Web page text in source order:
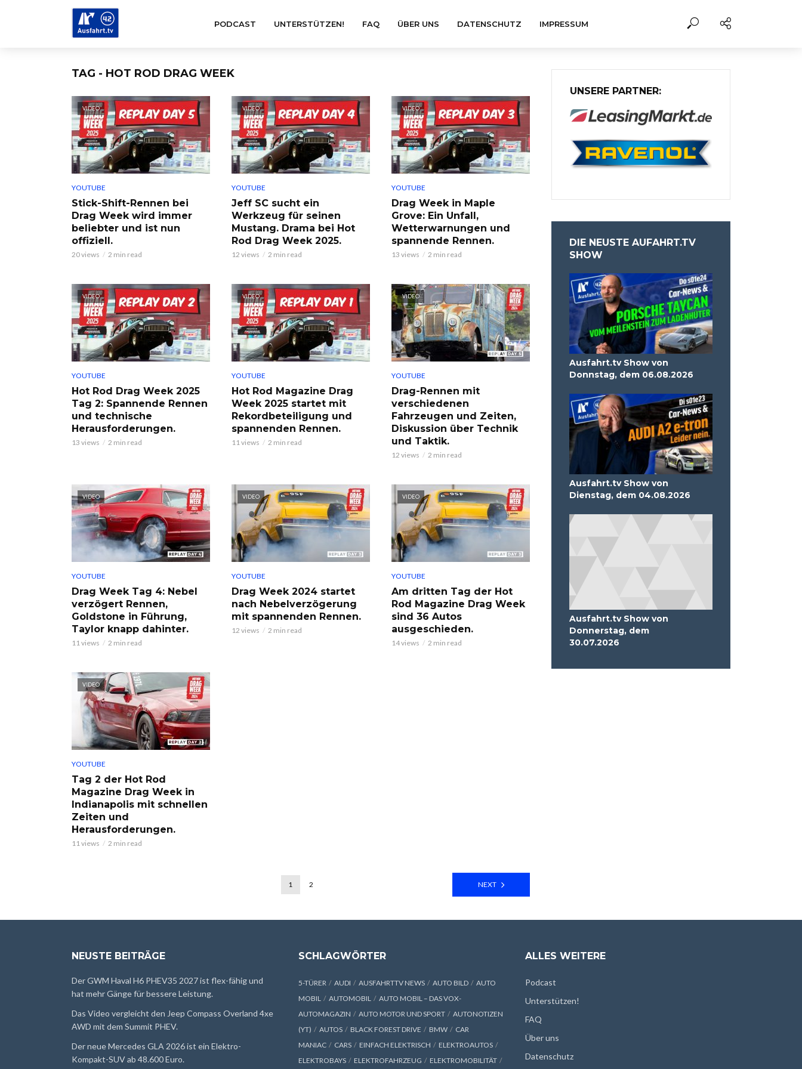
PODCAST UNTERSTÜTZEN! FAQ ÜBER UNS DATENSCHUTZ IMPRESSUM
TAG - HOT ROD DRAG WEEK
VIDEO
YOUTUBE
Stick-Shift-Rennen bei
Drag Week wird immer
beliebter und ist nun
offiziell.
20 views 2 min read
VIDEO
YOUTUBE
Jeff SC sucht ein
Werkzeug für seinen
Mustang. Drama bei Hot
Rod Drag Week 2025.
12 views 2 min read
VIDEO
YOUTUBE
Drag Week in Maple
Grove: Ein Unfall,
Wetterwarnungen und
spannende Rennen.
13 views 2 min read
VIDEO
YOUTUBE
Hot Rod Drag Week 2025
Tag 2: Spannende Rennen
und technische
Herausforderungen.
13 views 2 min read
VIDEO
YOUTUBE
Hot Rod Magazine Drag
Week 2025 startet mit
Rekordbeteiligung und
spannenden Rennen.
11 views 2 min read
VIDEO
YOUTUBE
Drag-Rennen mit
verschiedenen
Fahrzeugen und Zeiten,
Diskussion über Technik
und Taktik.
12 views 2 min read
VIDEO
YOUTUBE
Drag Week Tag 4: Nebel
verzögert Rennen,
Goldstone in Führung,
Taylor knapp dahinter.
11 views 2 min read
VIDEO
YOUTUBE
Drag Week 2024 startet
nach Nebelverzögerung
mit spannenden Rennen.
12 views 2 min read
VIDEO
YOUTUBE
Am dritten Tag der Hot
Rod Magazine Drag Week
sind 36 Autos
ausgeschieden.
14 views 2 min read
VIDEO
YOUTUBE
Tag 2 der Hot Rod
Magazine Drag Week in
Indianapolis mit schnellen
Zeiten und
Herausforderungen.
11 views 2 min read
1 2 NEXT
UNSERE PARTNER:
DIE NEUSTE AUFAHRT.TV
SHOW
Ausfahrt.tv Show von
Donnstag, dem 06.08.2026
Ausfahrt.tv Show von
Dienstag, dem 04.08.2026
Ausfahrt.tv Show von
Donnerstag, dem
30.07.2026
NEUSTE BEITRÄGE
Der GWM Haval H6 PHEV35 2027 ist flex-fähig und
hat mehr Gänge für bessere Leistung.
Das Video vergleicht den Jeep Compass Overland 4xe
AWD mit dem Summit PHEV.
Der neue Mercedes GLA 2026 ist ein Elektro-
Kompakt-SUV ab 48.600 Euro.
SCHLAGWÖRTER
5-TÜRER AUDI AUSFAHRTTV NEWS AUTO BILD
AUTO
MOBIL
AUTOMOBIL
AUTO MOBIL – DAS VOX-
AUTOMAGAZIN
AUTO MOTOR UND SPORT
AUTONOTIZEN
(YT)
AUTOS BLACK FOREST DRIVE BMW
CAR
MANIAC
CARS EINFACH ELEKTRISCH
ELEKTROAUTOS
ELEKTROBAYS
ELEKTROFAHRZEUG ELEKTROMOBILITÄT
ALLES WEITERE
Podcast
Unterstützen!
FAQ
Über uns
Datenschutz